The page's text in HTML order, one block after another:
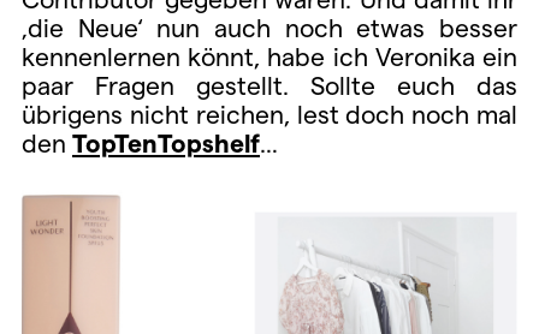
‚die Neue‘ nun auch noch etwas besser
kennenlernen könnt, habe ich Veronika ein
paar Fragen gestellt. Sollte euch das
übrigens nicht reichen, lest doch noch mal
den TopTenTopshelf…